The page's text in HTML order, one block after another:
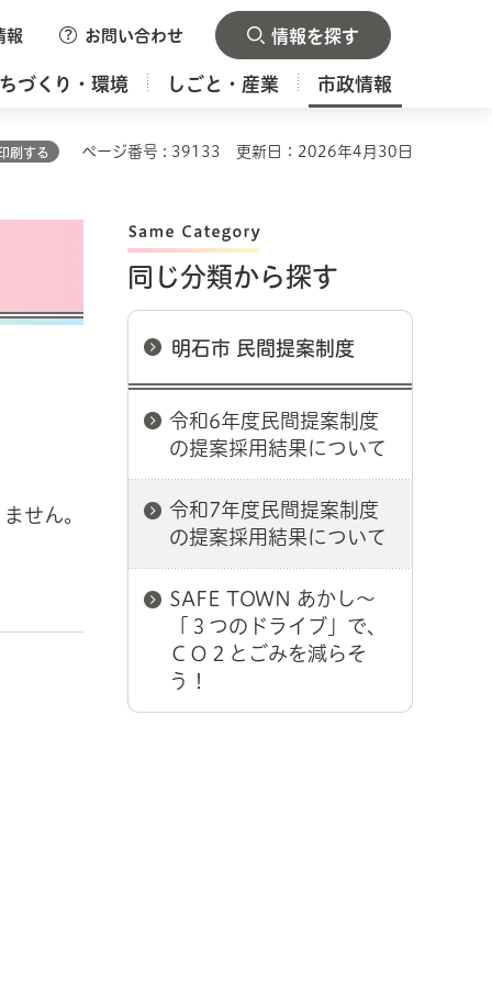
報 お問い合わせ 情報を探す
づくり・環境 しごと・産業 市政情報
刷する ページ番号 : 39133 更新日：2026年4月30日
せん。
同じ分類から探す
明石市 民間提案制度
令和6年度民間提案制度
の提案採用結果について
令和7年度民間提案制度
の提案採用結果について
SAFE TOWN あかし～
「３つのドライブ」で、
ＣＯ２とごみを減らそ
う！